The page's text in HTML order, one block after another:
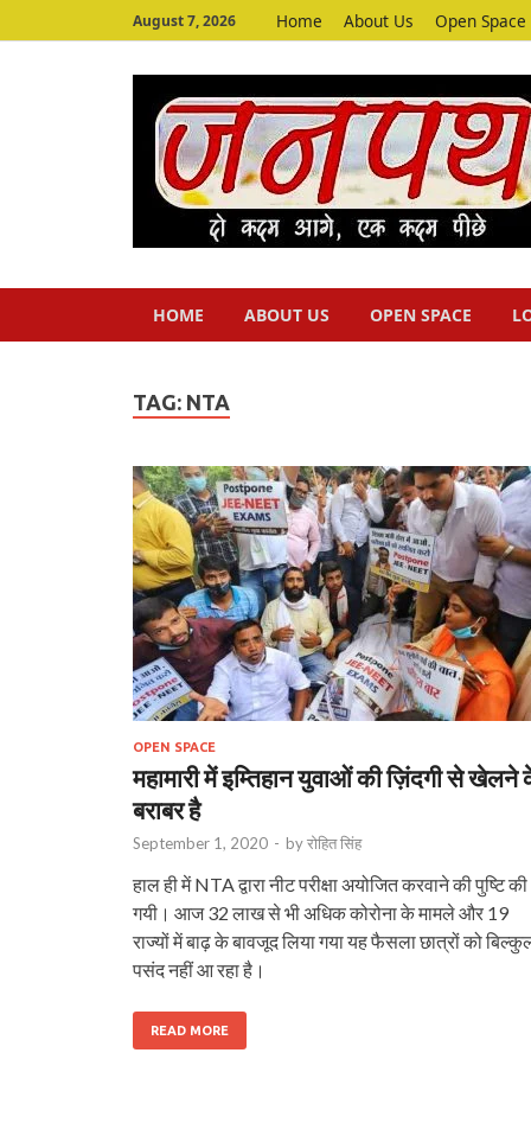
August 7, 2026 Home About Us Open Space
HOME ABOUT US OPEN SPACE
TAG: NTA
OPEN SPACE
महामारी में इम्तिहान युवाओं की ज़िंदगी से खेलने
बराबर है
September 1, 2020 - byरोहित सिंह
हाल ही में NTA द्वारा नीट परीक्षा अयोजित करवाने की पुष्टि की
गयी। आज 32 लाख से भी अधिक कोरोना के मामले और 19
राज्यों में बाढ़ के बावजूद लिया गया यह फैसला छात्रों को
पसंद नहीं आ रहा है।
READ MORE